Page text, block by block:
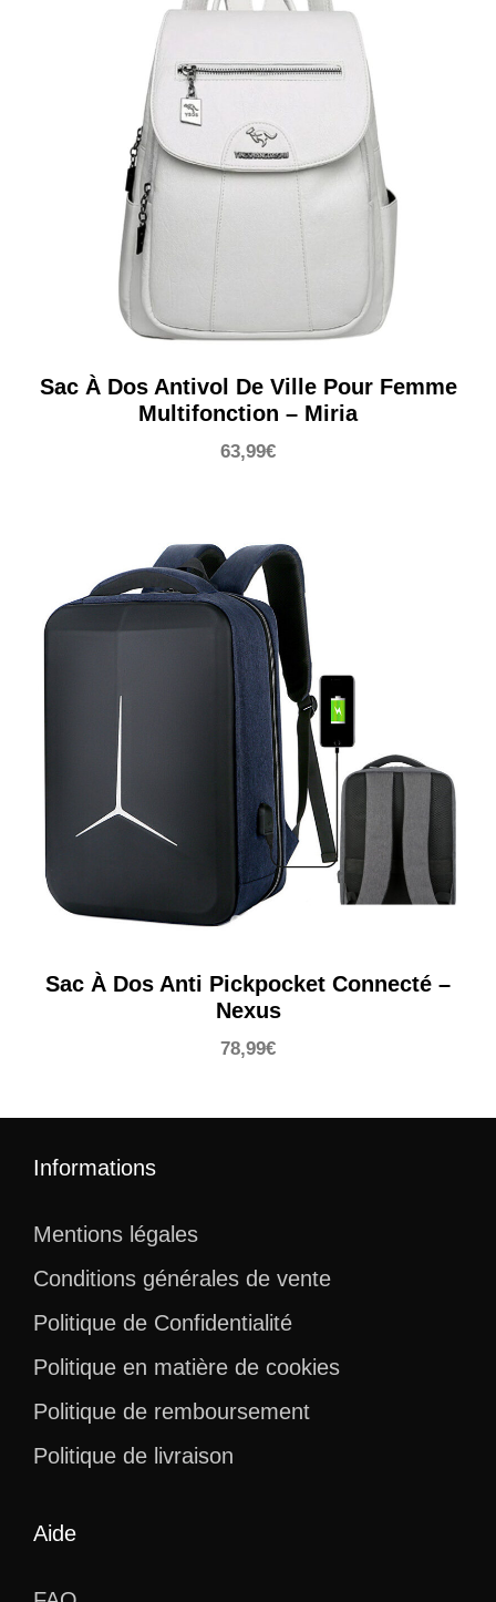
Sac À Dos Antivol De Ville Pour Femme
Multifonction – Miria
63,99€
Sac À Dos Anti Pickpocket Connecté –
Nexus
78,99€
Informations
Mentions légales
Conditions générales de vente
Politique de Confidentialité
Politique en matière de cookies
Politique de remboursement
Politique de livraison
Aide